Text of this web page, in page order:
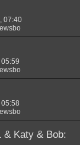
07:40
& Katy & Bob: